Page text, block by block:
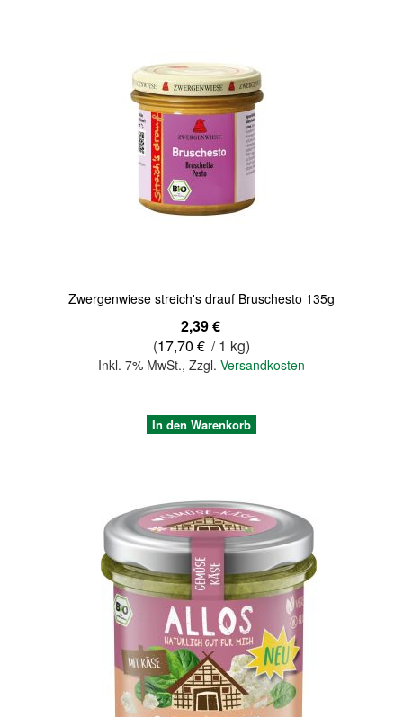
Zwergenwiese streich's drauf Bruschesto 135g
2,39 €
(17,70 € / 1 kg)
Inkl. 7% MwSt., Zzgl. Versandkosten
In den Warenkorb